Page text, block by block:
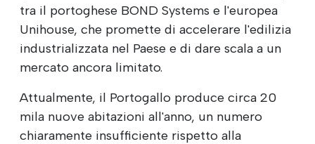
tra il portoghese BOND Systems e l'europea
Unihouse, che promette di accelerare l'edilizia
industrializzata nel Paese e di dare scala a un
mercato ancora limitato.
Attualmente, il Portogallo produce circa 20
mila nuove abitazioni all'anno, un numero
chiaramente insufficiente rispetto alla